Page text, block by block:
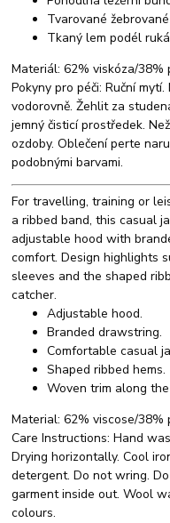
Tvarované
Tkaný lem podél
Materiál: 62% viskóza/38%
Pokyny pro péči: Ruční
vodorovně. Žehlit za
jemný čisticí prostředek.
ozdoby. Oblečení perte
podobnými barvami.
For travelling, training or
a ribbed band, this casual
adjustable hood with
comfort. Design highlights
sleeves and the shaped
catcher.
Adjustable hood.
Branded drawstring.
Comfortable casual
Shaped ribbed hems.
Woven trim along
Material:62% viscose/38%
Care Instructions:Hand
Drying horizontally. Cool
detergent. Do not wring.
garment inside out. Wool
colours.